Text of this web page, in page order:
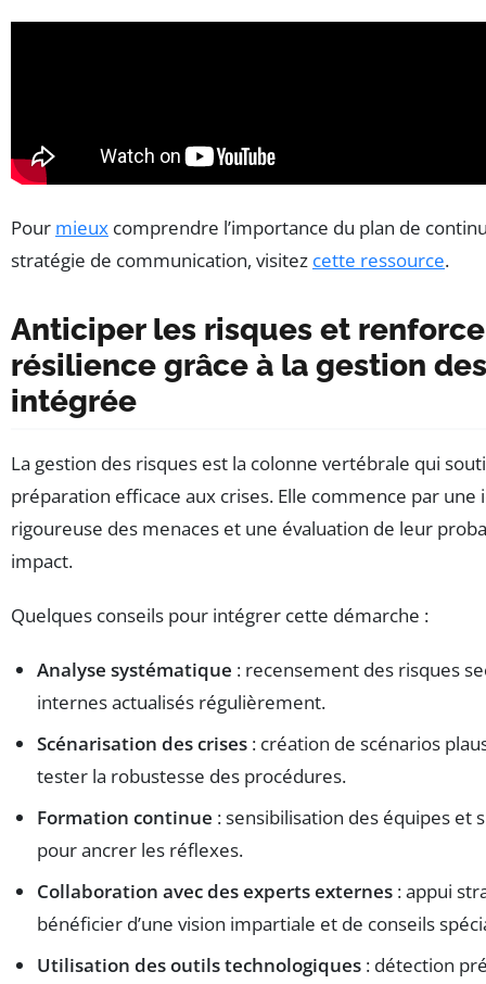
Pour mieux comprendre l’importance du plan de
stratégie de communication, visitez cette ressource.
Anticiper les risques et
résilience grâce à la gestion
intégrée
La gestion des risques est la colonne vertébrale qui
préparation efficace aux crises. Elle commence par
rigoureuse des menaces et une évaluation de leur
impact.
Quelques conseils pour intégrer cette démarche :
Analyse systématique : recensement des risques
internes actualisés régulièrement.
Scénarisation des crises : création de scénarios
tester la robustesse des procédures.
Formation continue : sensibilisation des équipes et
pour ancrer les réflexes.
Collaboration avec des experts externes : appui
bénéficier d’une vision impartiale et de conseils
Utilisation des outils technologiques : détection